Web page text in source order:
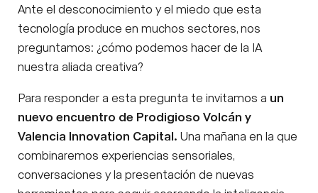
Ante el desconocimiento y el miedo que esta
tecnología produce en muchos sectores, nos
preguntamos: ¿cómo podemos hacer de la IA
nuestra aliada creativa?
Para responder a esta pregunta te invitamos a un
nuevo encuentro de Prodigioso Volcán y
Valencia Innovation Capital. Una mañana en la que
combinaremos experiencias sensoriales,
conversaciones y la presentación de nuevas